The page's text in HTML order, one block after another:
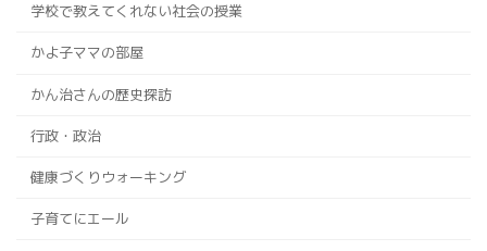
学校で教えてくれない社会の授業
かよ子ママの部屋
かん治さんの歴史探訪
行政・政治
健康づくりウォーキング
子育てにエール